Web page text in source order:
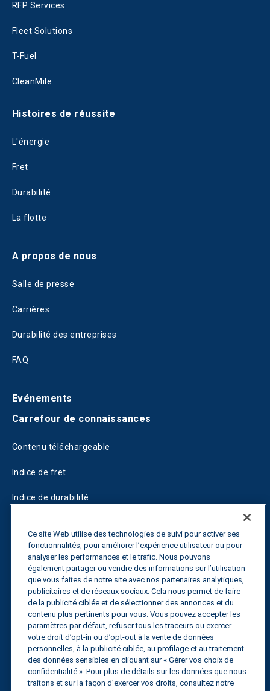
RFP Services
Fleet Solutions
T-Fuel
CleanMile
Histoires de réussite
L'énergie
Fret
Durabilité
La flotte
A propos de nous
Salle de presse
Carrières
Durabilité des entreprises
FAQ
Evénements
Carrefour de connaissances
Contenu téléchargeable
Indice de fret
Indice de durabilité
Guides
Fuel Savings Calculator
Calculateur d'optimisation des transports
Suivi des tarifs
Contactez nous
Ce site Web utilise des technologies de suivi pour activer ses
fonctionnalités, pour améliorer l’expérience utilisateur ou pour
analyser les performances et le trafic. Nous pouvons
également partager ou vendre des informations sur l’utilisation
que vous faites de notre site avec nos partenaires analytiques,
publicitaires et de réseaux sociaux. Cela nous permet de faire
de la publicité ciblée et de sélectionner des annonces et du
contenu plus pertinents pour vous. Vous pouvez accepter les
paramètres par défaut, refuser tous les traceurs ou exercer
votre droit d’opt-in ou d’opt-out à la vente de données
personnelles, à la publicité ciblée, au profilage et au traitement
des données sensibles en cliquant sur « Gérer vos choix de
confidentialité ». Pour plus de détails sur les données que nous
traitons et sur la façon d’exercer vos droits, consultez notre